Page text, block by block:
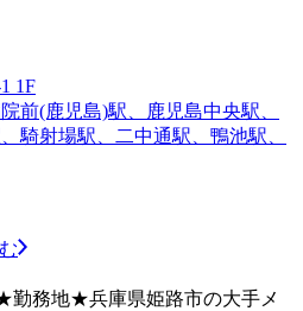
1F
前(鹿児島)駅、鹿児島中央駅、
騎射場駅、二中通駅、鴨池駅、
勤務地★兵庫県姫路市の大手メ